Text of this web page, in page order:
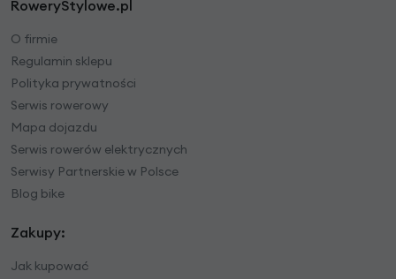
RoweryStylowe.pl
O firmie
Regulamin sklepu
Polityka prywatności
Serwis rowerowy
Mapa dojazdu
Serwis rowerów elektrycznych
Serwisy Partnerskie w Polsce
Blog bike
Zakupy:
Jak kupować